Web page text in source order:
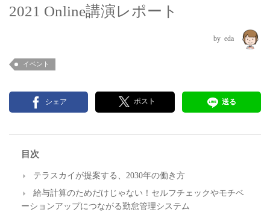
2021 Online講演レポート
eda
イベント
シェア ポスト 送る
目次
テラスカイが提案する、2030年の働き方
給与計算のためだけじゃない！セルフチェックやモチベ
ーションアップにつながる勤怠管理システム